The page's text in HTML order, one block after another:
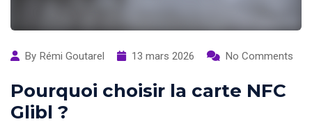
By Rémi Goutarel 13 mars 2026 No Comments
Pourquoi choisir la carte NFC
Glibl ?